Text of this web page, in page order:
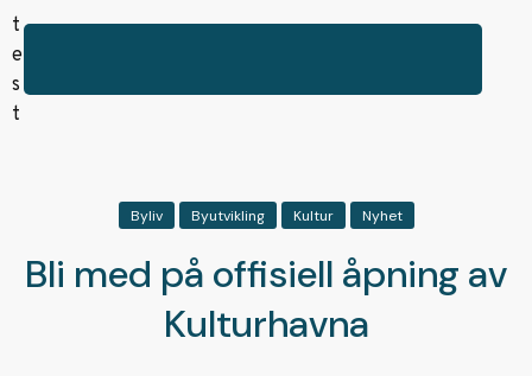
Byliv Byutvikling Kultur Nyhet
Bli med på offisiell åpning av
Kulturhavna